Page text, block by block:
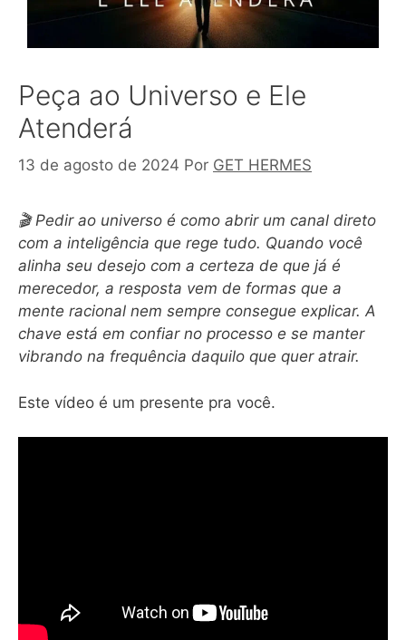
Peça ao Universo e Ele
Atenderá
13 de agosto de 2024 Por GET HERMES
🎬 Pedir ao universo é como abrir um canal direto
com a inteligência que rege tudo. Quando você
alinha seu desejo com a certeza de que já é
merecedor, a resposta vem de formas que a
mente racional nem sempre consegue explicar. A
chave está em confiar no processo e se manter
vibrando na frequência daquilo que quer atrair.
Este vídeo é um presente pra você.